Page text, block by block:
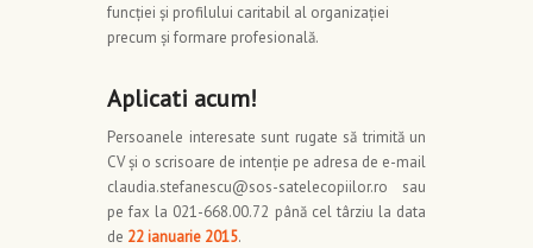
funcţiei şi profilului caritabil al organizaţiei
precum şi formare profesională.
Aplicati acum!
Persoanele interesate sunt rugate să trimită un
CV şi o scrisoare de intenţie pe adresa de e-mail
claudia.stefanescu@sos-satelecopiilor.ro sau
pe fax la 021-668.00.72 până cel târziu la data
de 22 ianuarie 2015.